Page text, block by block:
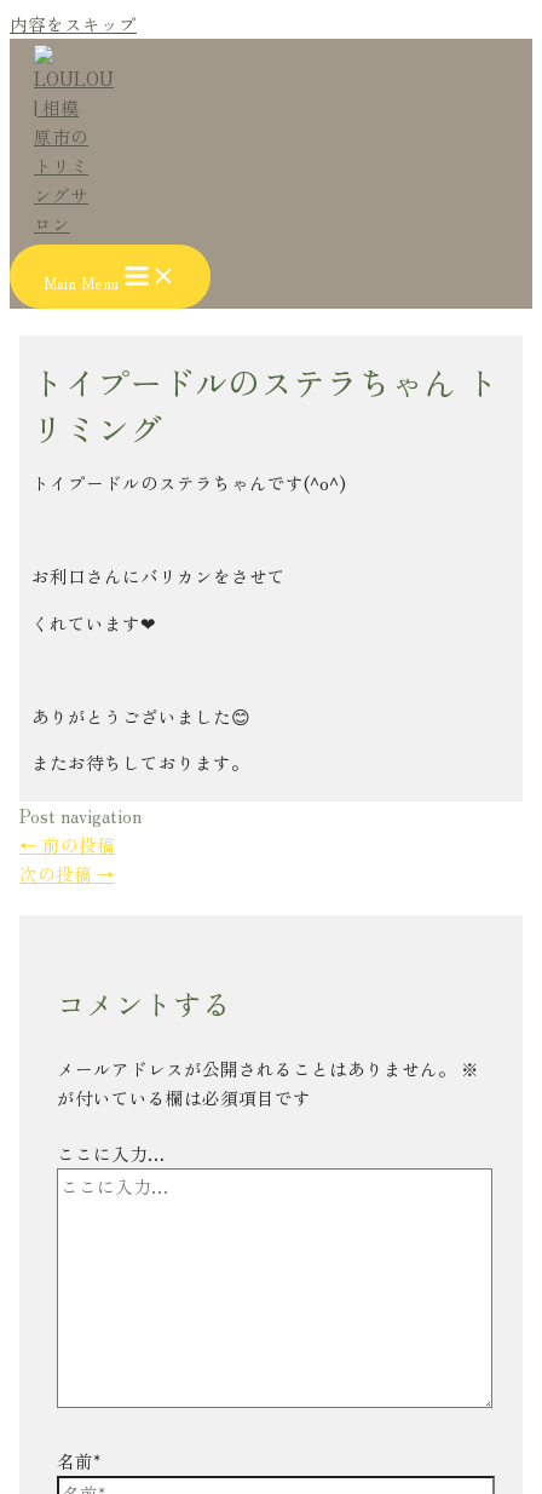
内容をスキップ
Main Menu
トイプードルのステラちゃん ト
リミング
トイプードルのステラちゃんです(^o^)
お利口さんにバリカンをさせて
くれています❤
ありがとうございました😊
またお待ちしております。
Post navigation
← 前の投稿
次の投稿 →
コメントする
メールアドレスが公開されることはありません。
※
が付いている欄は必須項目です
ここに入力…
名前*